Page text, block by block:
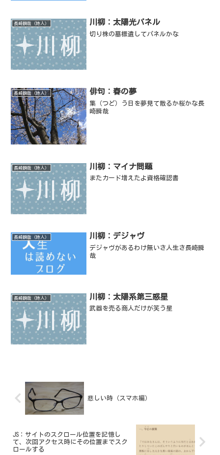
長崎瞬哉（詩人） 川柳：太陽光パネル
切り株の墓標遺してパネルかな
長崎瞬哉（詩人） 俳句：春の夢
集（つど）う日を夢見て散るか桜かな長
崎瞬哉
長崎瞬哉（詩人） 川柳：マイナ問題
またカード増えたよ資格確認書
長崎瞬哉（詩人） 川柳：デジャヴ
デジャヴがあるわけ無いさ人生さ長崎瞬
哉
長崎瞬哉（詩人） 川柳：太陽系第三惑星
武器を売る商人だけが笑う星
悲しい時（スマホ編）
JS：サイトのスクロール位置を記憶し
て、次回アクセス時にその位置までスク
ロールする